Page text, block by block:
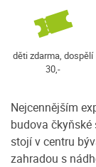
děti zdarma, dospělí
30,-
Nejcennějším
budova
stojí v centru
zahradou s